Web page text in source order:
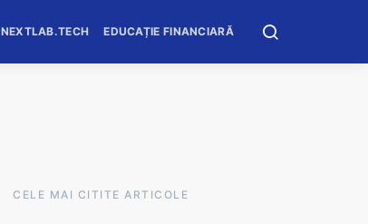
NEXTLAB.TECH EDUCAȚIE FINANCIARĂ
CELE MAI CITITE ARTICOLE